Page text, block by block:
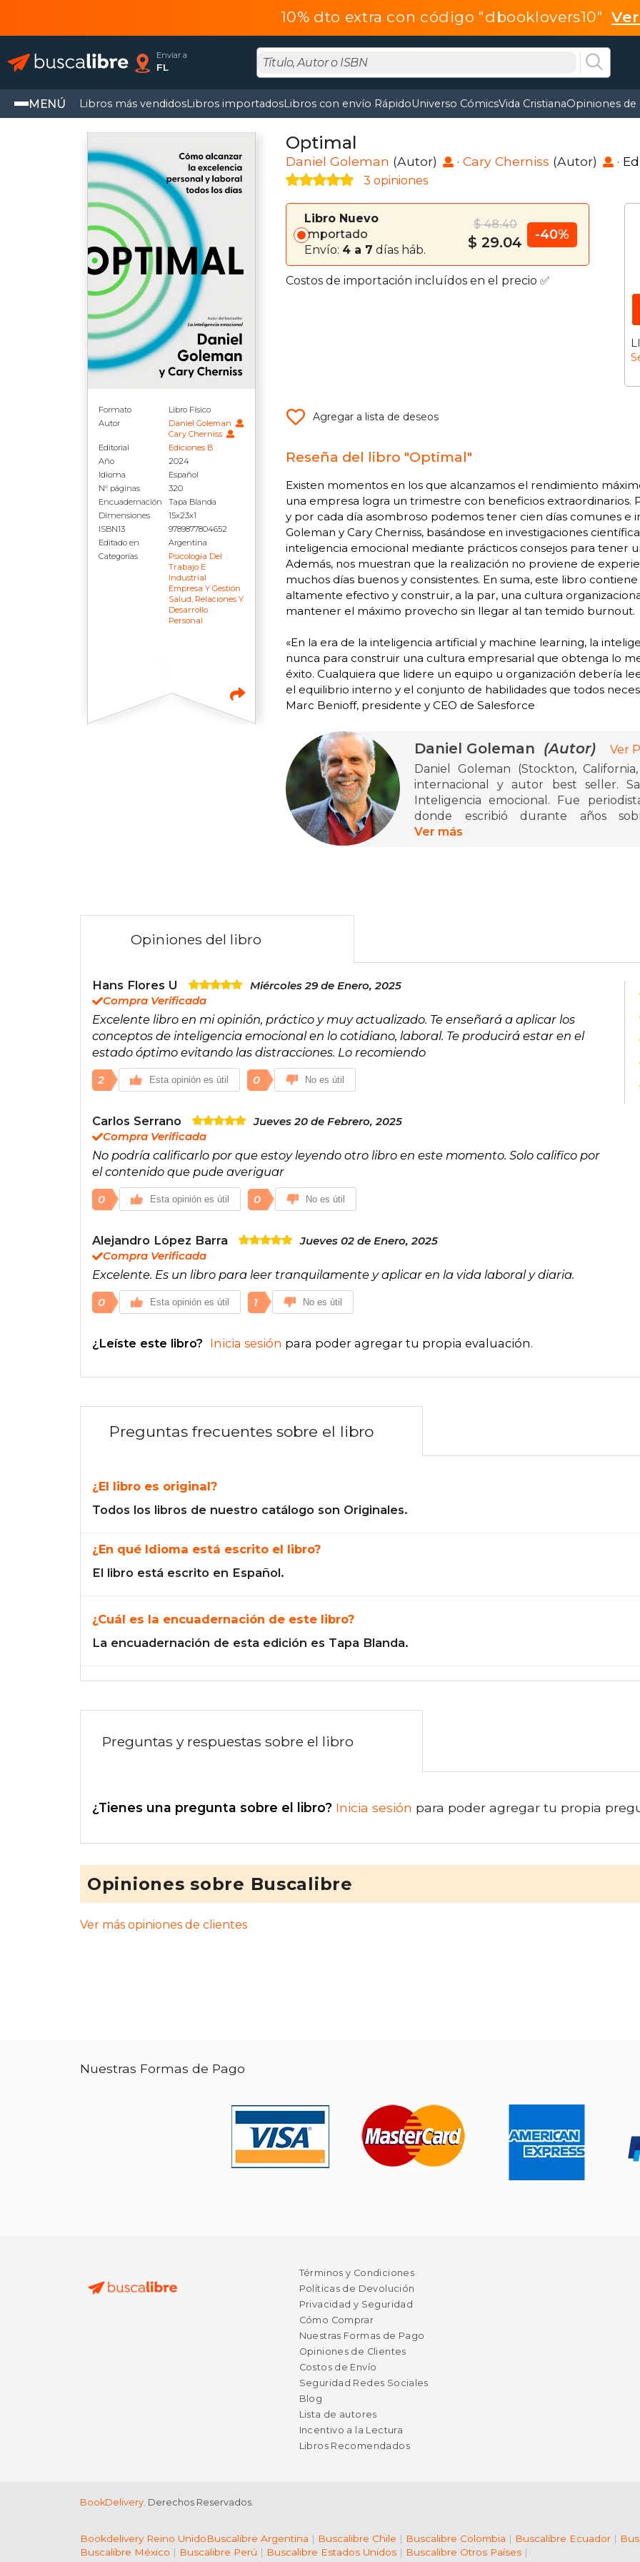
10% dto extra con código "dbooklovers10"
Enviar a
FL
MENÚ Libros más vendidosLibros importadosLibros con envío RápidoUniverso CómicsVida CristianaOpiniones de
Formato
Libro Físico
Autor
Daniel Goleman
Cary Cherniss
Editorial
Ediciones B
Año
2024
Idioma
Español
N° páginas
320
Encuadernación
Tapa Blanda
Dimensiones
15x23x1
ISBN13
9789877804652
Editado en
Argentina
Categorías
Psicología Del
Trabajo E
Industrial
Empresa Y Gestión
Salud, Relaciones Y
Desarrollo
Personal
Optimal
Daniel Goleman (Autor) · Cary Cherniss (Autor) ·
3 opiniones
Libro Nuevo
Importado
Envío: 4 a 7 días háb.
$ 48.40
$ 29.04 -40%
Costos de importación incluídos en el precio ✅
Agregar a lista de deseos
Reseña del libro "Optimal"
Existen momentos en los que alcanzamos el rendimiento
una empresa logra un trimestre con beneficios extraordinarios.
y por cada día asombroso podemos tener cien días comunes e
Goleman y Cary Cherniss, basándose en investigaciones
inteligencia emocional mediante prácticos consejos para tener
Además, nos muestran que la realización no proviene de
muchos días buenos y consistentes. En suma, este libro
altamente efectivo y construir, a la par, una cultura
mantener el máximo provecho sin llegar al tan temido burnout.
«En la era de la inteligencia artificial y machine learning, la
nunca para construir una cultura empresarial que obtenga lo
éxito. Cualquiera que lidere un equipo u organización debería
el equilibrio interno y el conjunto de habilidades que todos
Marc Benioff, presidente y CEO de Salesforce
Daniel Goleman (Autor)
Ver
Daniel Goleman (Stockton,
internacional y autor best seller.
Inteligencia emocional. Fue
donde escribió durante años
comportamiento. Ha sido nominado
Ver más
Opiniones del libro
Hans Flores U
Miércoles 29 de Enero, 2025
Compra Verificada
Excelente libro en mi opinión, práctico y muy actualizado. Te enseñará a aplicar los
conceptos de inteligencia emocional en lo cotidiano, laboral. Te producirá estar en el
estado óptimo evitando las distracciones. Lo recomiendo
2 Esta opinión es útil 0 No es útil
Carlos Serrano
Jueves 20 de Febrero, 2025
Compra Verificada
No podría calificarlo por que estoy leyendo otro libro en este momento. Solo califico por
el contenido que pude averiguar
0 Esta opinión es útil 0 No es útil
Alejandro López Barra
Jueves 02 de Enero, 2025
Compra Verificada
Excelente. Es un libro para leer tranquilamente y aplicar en la vida laboral y diaria.
0 Esta opinión es útil 1 No es útil
¿Leíste este libro? Inicia sesión para poder agregar tu propia evaluación.
Preguntas frecuentes sobre el libro
¿El libro es original?
Todos los libros de nuestro catálogo son Originales.
¿En qué Idioma está escrito el libro?
El libro está escrito en Español.
¿Cuál es la encuadernación de este libro?
La encuadernación de esta edición es Tapa Blanda.
Preguntas y respuestas sobre el libro
¿Tienes una pregunta sobre el libro? Inicia sesión para poder agregar tu propia
Opiniones sobre Buscalibre
Ver más opiniones de clientes
Nuestras Formas de Pago
Términos y Condiciones
Políticas de Devolución
Privacidad y Seguridad
Cómo Comprar
Nuestras Formas de Pago
Opiniones de Clientes
Costos de Envío
Seguridad Redes Sociales
Blog
Lista de autores
Incentivo a la Lectura
Libros Recomendados
BookDelivery . Derechos Reservados.
Bookdelivery Reino UnidoBuscalibre Argentina | Buscalibre Chile | Buscalibre Colombia | Buscalibre Ecuador |
Buscalibre México | Buscalibre Perú | Buscalibre Estados Unidos | Buscalibre Otros Países |